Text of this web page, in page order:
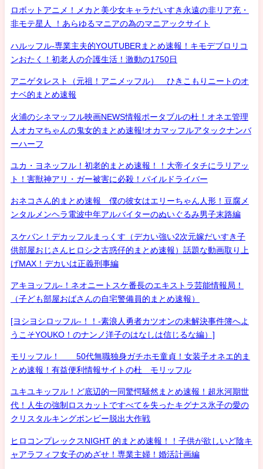
ロボットアニメ！メカと美少女キャラだいすき永遠の非リア充・
非モテ星人 ！あらゆるマニアの為のマニアックサイト
ハルッフル-専業主夫的YOUTUBERまとめ速報！キモデブロリコ
ンおたく！初老人の介護生活！激動の1750日
アニゲタレスト（元祖！アニメッフル） ひきこもりニートのオ
ナベ的まとめ速報
火浦のシネマッフル映画NEWS情報ポータブルの杜！オネエ管理
人オカマちゃんの鬼女的まとめ速報!オカマッフルアタックナンバ
ーハーフ
ユカ・ヨネッフル！初老的まとめ速報！！大帝イタチにラリアッ
ト！害獣神アリ・ガー被害に必殺！パイルドライバー
おネコさん的まとめ速報 僕の彼女はエリーちゃん人形！豆腐メ
ンタルメンヘラ電波中年アルバイターのぬいぐるみ男子末路編
スケバン！デカッフルまっくす（デカい強い2次元嫁だいすき子
供部屋おじさんヒロシ之古惑仔的まとめ速報）話題な動画取り上
げMAX！デカいは正義刑事編
アキヨッフル-！ネオニートスケ番長のエキストラ芸能情報局！
（子ども部屋おばさんの自宅警備員的まとめ速報）
[ヨシヨシロッフル-！！-素浪人勇者カツオンの未解決事件簿へよ
うこそYOUKO！のナンノ洋子のはなしは信じるな編）]
モリッフル！ 50代無職独身ガチホモ童貞！女装子オネエ的ま
とめ速報！有益便利情報サイトの杜 モリッフル
ユキユキッフル！ど底辺的一同驚愕騒然まとめ速報！超氷河期世
代！人生の強制ロスカットですべてを失ったキグナス氷子の愛の
クリスタルキングボンビー脱出大作戦
ヒロコンプレックスNIGHT 的まとめ速報！！子供が欲しいど陰キ
ャアラフィフ女子のめざせ！専業主婦！婚活計画編